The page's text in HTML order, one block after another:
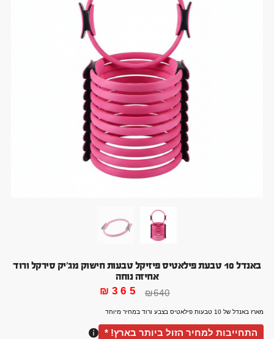
באנדל 10 טבעת פילאטיס פיזיקל טבעות חישוק מג'יק סירקל ורוד
אחיזה נוחה
מארז באנדל של 10 טבעות פילאטיס בצבע ורוד במחיר מיוחד
₪640
₪ 365
התחייבות למחיר הזול ביותר בארץ! *